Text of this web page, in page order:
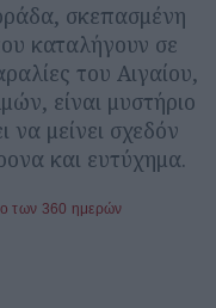
σκεπασμένη
καταλήγουν σε
του Αιγαίου,
είναι μυστήριο
μείνει σχεδόν
και ευτύχημα.
των 360 ημερών